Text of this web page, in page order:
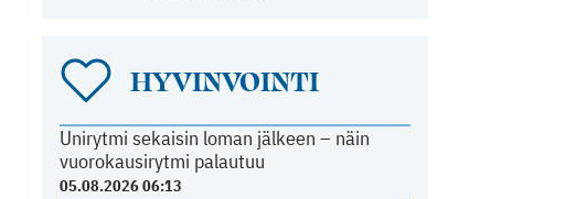
HYVINVOINTI
Unirytmi sekaisin loman jälkeen – näin
vuorokausirytmi palautuu
05.08.2026 06:13